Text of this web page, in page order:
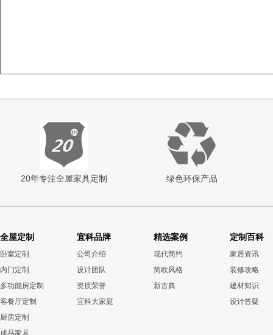
20年专注全屋家具定制 绿色环保产品
全屋定制
卧室定制
内门定制
多功能房定制
客餐厅定制
厨房定制
成品家具
宜科品牌
公司介绍
设计团队
资质荣誉
宜科大家庭
精选案例
现代简约
简欧风格
新古典
定制百科
家居资讯
装修攻略
建材知识
设计答疑